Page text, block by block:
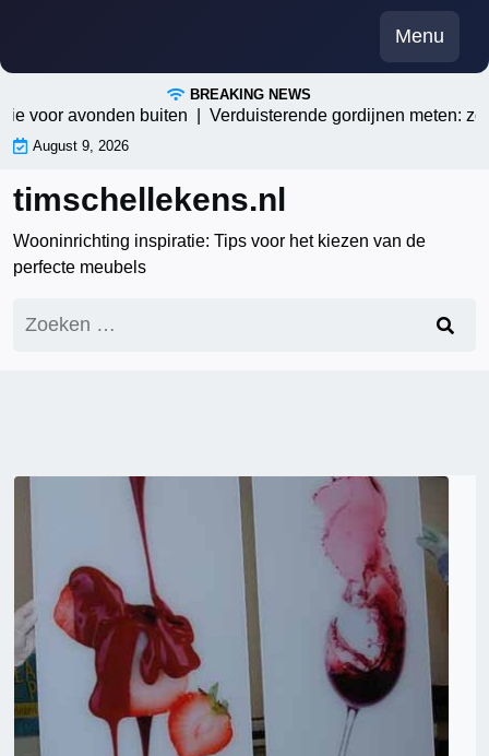
content
Menu
BREAKING NEWS
voor avonden buiten |Verduisterende gordijnen meten: zo
August 9, 2026
timschellekens.nl
Wooninrichting inspiratie: Tips voor het kiezen van de
perfecte meubels
naar: